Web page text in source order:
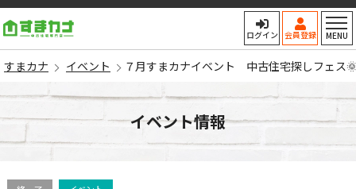
ログイン 会員登録 MENU
すまカナ イベント ７月すまカナイベント 中古住宅探しフェス
イベント情報